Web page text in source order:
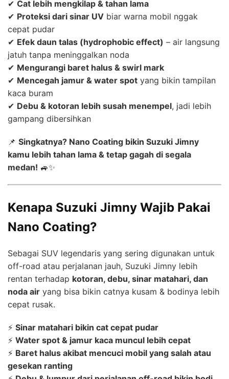
✔ Cat lebih mengkilap & tahan lama
✔ Proteksi dari sinar UV biar warna mobil nggak
cepat pudar
✔ Efek daun talas (hydrophobic effect) – air langsung
jatuh tanpa meninggalkan noda
✔ Mengurangi baret halus & swirl mark
✔ Mencegah jamur & water spot yang bikin tampilan
kaca buram
✔ Debu & kotoran lebih susah menempel, jadi lebih
gampang dibersihkan
📌 Singkatnya? Nano Coating bikin Suzuki Jimny
kamu lebih tahan lama & tetap gagah di segala
medan! 🚙✨
Kenapa Suzuki Jimny Wajib Pakai
Nano Coating?
Sebagai SUV legendaris yang sering digunakan untuk
off-road atau perjalanan jauh, Suzuki Jimny lebih
rentan terhadap kotoran, debu, sinar matahari, dan
noda air yang bisa bikin catnya kusam & bodinya lebih
cepat rusak.
⚡ Sinar matahari bikin cat cepat pudar
⚡ Water spot & jamur kaca muncul lebih cepat
⚡ Baret halus akibat mencuci mobil yang salah atau
gesekan ranting